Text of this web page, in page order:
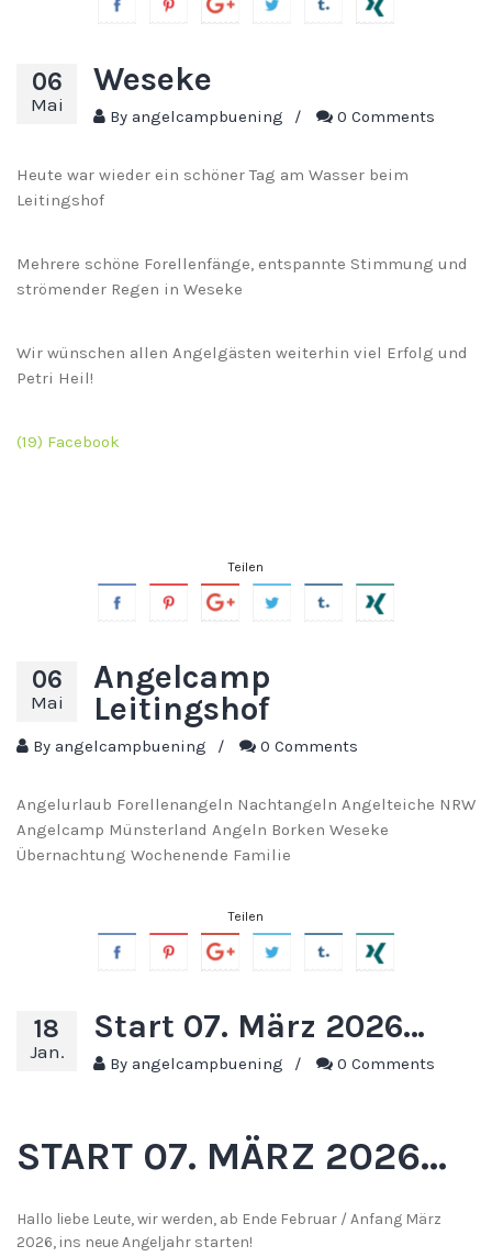
06
Mai
Weseke
By angelcampbuening / 0 Comments
Heute war wieder ein schöner Tag am Wasser beim
Leitingshof
Mehrere schöne Forellenfänge, entspannte Stimmung und
strömender Regen in Weseke
Wir wünschen allen Angelgästen weiterhin viel Erfolg und
Petri Heil!
(19) Facebook
Teilen
06
Mai
Angelcamp
Leitingshof
By angelcampbuening / 0 Comments
Angelurlaub Forellenangeln Nachtangeln Angelteiche NRW
Angelcamp Münsterland Angeln Borken Weseke
Übernachtung Wochenende Familie
Teilen
18
Jan.
Start 07. März 2026…
By angelcampbuening / 0 Comments
START 07. MÄRZ 2026…
Hallo liebe Leute, wir werden, ab Ende Februar / Anfang März
2026, ins neue Angeljahr starten!